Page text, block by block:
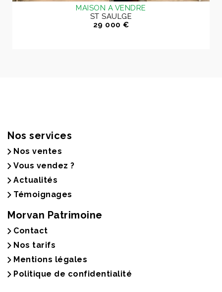
MAISON A VENDRE
ST SAULGE
29 000 €
Nos services
Nos ventes
Vous vendez ?
Actualités
Témoignages
Morvan Patrimoine
Contact
Nos tarifs
Mentions légales
Politique de confidentialité